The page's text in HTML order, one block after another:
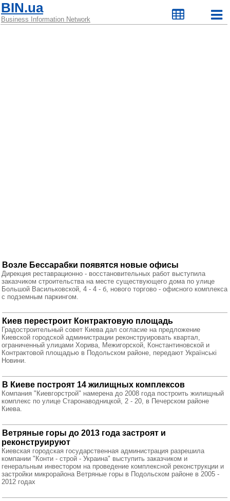
BIN.ua
Business Information Network
Возле Бессарабки появятся новые офисы
Дирекция реставрационно - восстановительных работ выступила
заказчиком строительства на месте существующего дома по улице
Большой Васильковской, 4 - 4 - б, нового торгово - офисного комплекса
с подземным паркингом.
Киев перестроит Контрактовую площадь
Градостроительный совет Киева дал согласие на предложение
Киевской городской администрации реконструировать квартал,
ограниченный улицами Хорива, Межигорской, Константиновской и
Контрактовой площадью в Подольском районе, передают Українські
Новини.
В Киеве построят 14 жилищных комплексов
Компания "Киевгорстрой" намерена до 2008 года построить жилищный
комплекс по улице Старонаводницкой, 2 - 20, в Печерском районе
Киева.
Ветряные горы до 2013 года застроят и
реконструируют
Киевская городская государственная администрация разрешила
компании "Конти - строй - Украина" выступить заказчиком и
генеральным инвестором на проведение комплексной реконструкции и
застройки микрорайона Ветряные горы в Подольском районе в 2005 -
2012 годах